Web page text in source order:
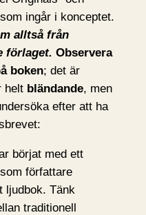
ingår i konceptet.
alltså från
förlaget. Observera
boken; det är
heltbländande, men
efter att ha
börjat med ett
författare
ljudbok. Tänk
traditionell